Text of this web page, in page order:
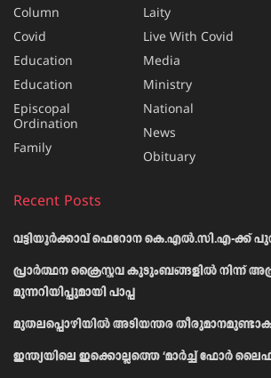
Column
Covid
Education
Education
Episcopal
Ordination
Family
Laity
Live With Covid
Media
Ministry
National
News
Obituary
Recent Posts
വട്ടിയൂർക്കാവ് ഫെറോന കെ.എൽ.സി.എ-ക്ക്
പ്രാര്‍ത്ഥന ക്രൈസ്തവ കുടുംബങ്ങളില്‍ നിന്ന്
മുന്നറിയിപ്പുമായി പാപ്പ
മുതലപ്പൊഴിയിൽ അടിയന്തര
ഇന്ത്യയിലെ ഇക്കൊല്ലത്തെ ‘മാർച്ച് ഫോർ